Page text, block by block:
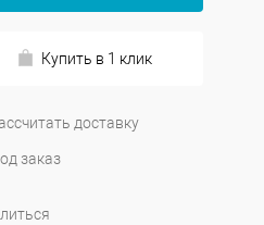
Купить в 1 клик
доставку
заказ